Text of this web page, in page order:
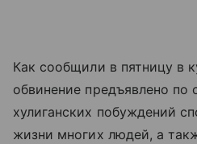
Как сообщили в пятницу в
обвинение предъявлено по
хулиганских побуждений
жизни многих людей, а